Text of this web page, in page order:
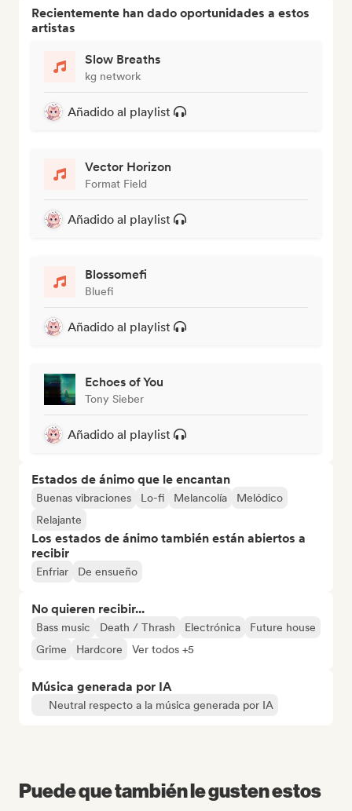
Recientemente han dado oportunidades a estos
artistas
Slow Breaths
kg network
Añadido al playlist
Vector Horizon
Format Field
Añadido al playlist
Blossomefi
Bluefi
Añadido al playlist
Echoes of You
Tony Sieber
Añadido al playlist
Estados de ánimo que le encantan
Buenas vibraciones Lo-fi Melancolía
Melódico
Relajante
Los estados de ánimo también están abiertos a
recibir
Enfriar De ensueño
No quieren recibir...
Bass music Death / Thrash Electrónica
Future house
Grime
Hardcore Ver todos +5
Música generada por IA
Neutral respecto a la música generada por IA
Puede que también le gusten estos